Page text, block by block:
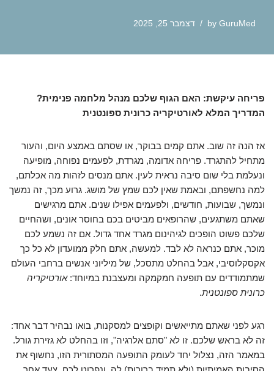
by GuruMed דצמבר 25, 2025
פריחה עיקשת: האם הגוף שלכם מנהל מלחמה פנימית?
המדריך המלא לאורטיקריה כרונית ספונטנית
אז הנה זה שוב. אתם קמים בבוקר, או שסתם באמצע היום, והעור
מתחיל להתגרד. פריחה אדומה, מגרדת, לפעמים נפוחה, מופיעה
ונעלמת בלי שום סיבה נראית לעין. אתם מנסים לזהות מה אכלתם,
למה נחשפתם, ובאמת שאין לכם שמץ של מושג. גרוע מכך, זה נמשך
ונמשך, שבועות, חודשים, ולפעמים אפילו שנים. אתם מרגישים
שאתם משתגעים, שהרופאים מביטים בכם בחוסר אונים, ושהחיים
שלכם פשוט הופכים לגיהינום מגרד אחד גדול. אם זה נשמע לכם
מוכר, אתם כנראה לא לבד. למעשה, אתם חלק ממועדון לא כל כך
אקסקלוסיבי, אבל בהחלט מתסכל, של מיליוני אנשים ברחבי העולם
שמתמודדים עם תופעה חמקמקה ומעצבנת במיוחד:אורטיקריה
כרונית ספונטנית.
רגע לפני שאתם מתייאשים וקופצים למסקנות, בואו נבהיר דבר אחד:
זה לא בראש שלכם. זו לא "סתם אלרגיה", וזו בהחלט לא גזירת גורל.
במאמר הזה, נצלול יחד לעומק התופעה המסתורית הזו, נחשוף את